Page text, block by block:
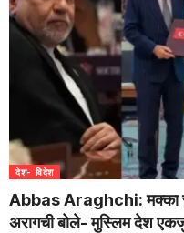
देश- विदेश
Abbas Araghchi: मक्का
अरागची बोले- मुस्लिम देश